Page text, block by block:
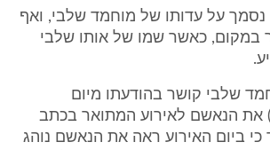
הבוחן (ת/4) נסמך על עדותו של מוחמד שלבי, ואף
במקום, כאשר שמו של אותו שלבי
שלבי קושר בהודעתו מיום
24/11/04 ( ת/6 ) את הנאשם לאירוע המתואר בכתב
ביום האירוע ראה את הנאשם נוהג